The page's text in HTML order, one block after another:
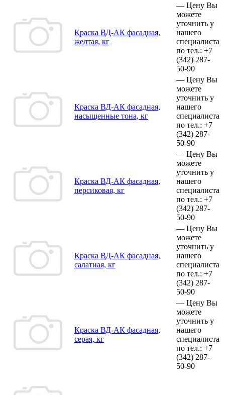
Краска ВД-АК фасадная,
желтая, кг
— Цену Вы
можете
уточнить у
нашего
специалиста
по тел.: +7
(342) 287-
50-90
Краска ВД-АК фасадная,
насыщенные тона, кг
— Цену Вы
можете
уточнить у
нашего
специалиста
по тел.: +7
(342) 287-
50-90
Краска ВД-АК фасадная,
персиковая, кг
— Цену Вы
можете
уточнить у
нашего
специалиста
по тел.: +7
(342) 287-
50-90
Краска ВД-АК фасадная,
салатная, кг
— Цену Вы
можете
уточнить у
нашего
специалиста
по тел.: +7
(342) 287-
50-90
Краска ВД-АК фасадная,
серая, кг
— Цену Вы
можете
уточнить у
нашего
специалиста
по тел.: +7
(342) 287-
50-90